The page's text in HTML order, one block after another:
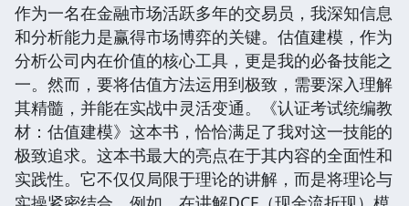
作为一名在金融市场活跃多年的交易员，我深知信息
和分析能力是赢得市场博弈的关键。估值建模，作为
分析公司内在价值的核心工具，更是我的必备技能之
一。然而，要将估值方法运用到极致，需要深入理解
其精髓，并能在实战中灵活变通。《认证考试统编教
材：估值建模》这本书，恰恰满足了我对这一技能的
极致追求。这本书最大的亮点在于其内容的全面性和
实践性。它不仅仅局限于理论的讲解，而是将理论与